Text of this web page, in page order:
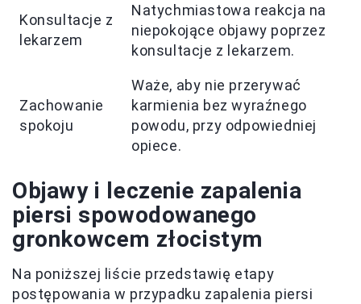
Konsultacje z
lekarzem
Natychmiastowa reakcja na
niepokojące objawy poprzez
konsultacje z lekarzem.
Zachowanie
spokoju
Waże, aby nie przerywać
karmienia bez wyraźnego
powodu, przy odpowiedniej
opiece.
Objawy i leczenie zapalenia
piersi spowodowanego
gronkowcem złocistym
Na poniższej liście przedstawię etapy
postępowania w przypadku zapalenia piersi